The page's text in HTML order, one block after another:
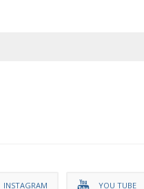
INSTAGRAM YOU TUBE